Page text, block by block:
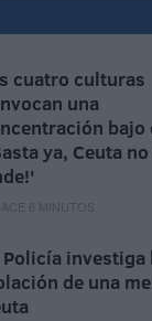
cuatro culturas
una
bajo
ya, Ceuta
6 MINUTOS
Policía investiga
de una